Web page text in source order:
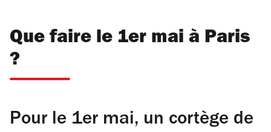
Que faire le 1er mai à Paris
?
Pour le 1er mai, un cortège de